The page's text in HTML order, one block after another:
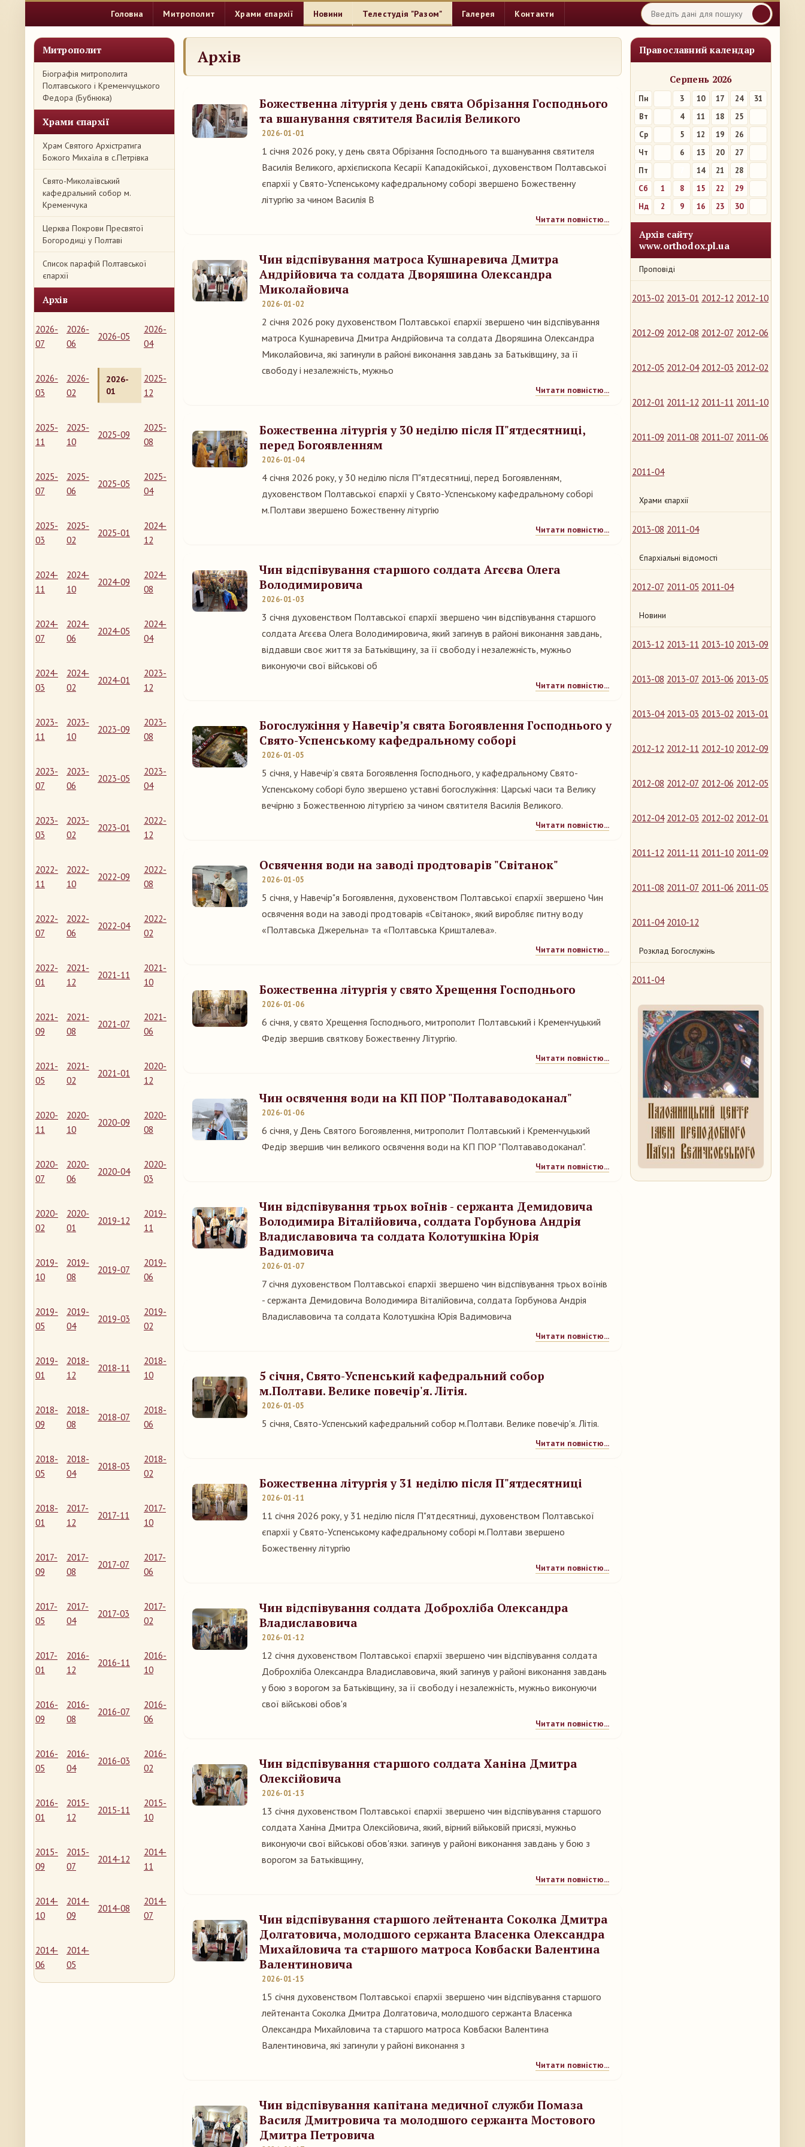
Головна Митрополит Храми єпархії Новини Телестудія "Разом" Галерея Контакти
Митрополит
Біографія митрополита
Полтавського і Кременчуцького
Федора (Бубнюка)
Храми єпархії
Храм Святого Архістратига
Божого Михаїла в с.Петрівка
Свято-Миколаївський
кафедральний собор м.
Кременчука
Церква Покрови Пресвятої
Богородиці у Полтаві
Список парафій Полтавської
єпархії
Архів
2026-
07
2026-
06
2026-05
2026-
04
2026-
03
2026-
02
2026-
01
2025-
12
2025-
11
2025-
10
2025-09
2025-
08
2025-
07
2025-
06
2025-05
2025-
04
2025-
03
2025-
02
2025-01
2024-
12
2024-
11
2024-
10
2024-09
2024-
08
2024-
07
2024-
06
2024-05
2024-
04
2024-
03
2024-
02
2024-01
2023-
12
2023-
11
2023-
10
2023-09
2023-
08
2023-
07
2023-
06
2023-05
2023-
04
2023-
03
2023-
02
2023-01
2022-
12
2022-
11
2022-
10
2022-09
2022-
08
2022-
07
2022-
06
2022-04
2022-
02
2022-
01
2021-
12
2021-11
2021-
10
2021-
09
2021-
08
2021-07
2021-
06
2021-
05
2021-
02
2021-01
2020-
12
2020-
11
2020-
10
2020-09
2020-
08
2020-
07
2020-
06
2020-04
2020-
03
2020-
02
2020-
01
2019-12
2019-
11
2019-
10
2019-
08
2019-07
2019-
06
2019-
05
2019-
04
2019-03
2019-
02
2019-
01
2018-
12
2018-11
2018-
10
2018-
09
2018-
08
2018-07
2018-
06
2018-
05
2018-
04
2018-03
2018-
02
2018-
01
2017-
12
2017-11
2017-
10
2017-
09
2017-
08
2017-07
2017-
06
2017-
05
2017-
04
2017-03
2017-
02
2017-
01
2016-
12
2016-11
2016-
10
2016-
09
2016-
08
2016-07
2016-
06
2016-
05
2016-
04
2016-03
2016-
02
2016-
01
2015-
12
2015-11
2015-
10
2015-
09
2015-
07
2014-12
2014-
11
2014-
10
2014-
09
2014-08
2014-
07
2014-
06
2014-
05
Православний календар
Серпень 2026
Пн 3 10 17 24
31
Вт
4 11 18
25
Ср
5 12 19
26
Чт
6 13 20
27
Пт
14 21
28
Сб
1 8 15 22
29
Нд
2 9 16 23 30
Архів сайту
www.orthodox.pl.ua
Проповіді
2013-02 2013-01 2012-12 2012-10
2012-09 2012-08 2012-07 2012-06
2012-05 2012-04 2012-03 2012-02
2012-01 2011-12 2011-11 2011-10
2011-09 2011-08 2011-07 2011-06
2011-04
Храми єпархії
2013-08 2011-04
Єпархіальні відомості
2012-07 2011-05 2011-04
Новини
2013-12 2013-11 2013-10 2013-09
2013-08 2013-07 2013-06 2013-05
2013-04 2013-03 2013-02 2013-01
2012-12 2012-11 2012-10 2012-09
2012-08 2012-07 2012-06 2012-05
2012-04 2012-03 2012-02 2012-01
2011-12 2011-11 2011-10 2011-09
2011-08 2011-07 2011-06 2011-05
2011-04 2010-12
Розклад Богослужінь
2011-04
Архів
Божественна літургія у день свята Обрізання Господнього
та вшанування святителя Василія Великого
2026-01-01
1 січня 2026 року, у день свята Обрізання Господнього та вшанування святителя
Василія Великого, архієпископа Кесарії Кападокійської, духовенством Полтавської
єпархії у Свято-Успенському кафедральному соборі звершено Божественну
літургію за чином Василія В
Читати повністю...
Чин відспівування матроса Кушнаревича Дмитра
Андрійовича та солдата Дворяшина Олександра
Миколайовича
2026-01-02
2 січня 2026 року духовенством Полтавської єпархії звершено чин відспівування
матроса Кушнаревича Дмитра Андрійовича та солдата Дворяшина Олександра
Миколайовича, які загинули в районі виконання завдань за Батьківщину, за її
свободу і незалежність, мужньо
Читати повністю...
Божественна літургія у 30 неділю після П"ятдесятниці,
перед Богоявленням
2026-01-04
4 січня 2026 року, у 30 неділю після П"ятдесятниці, перед Богоявленням,
духовенством Полтавської єпархії у Свято-Успенському кафедральному соборі
м.Полтави звершено Божественну літургію
Читати повністю...
Чин відспівування старшого солдата Агєєва Олега
Володимировича
2026-01-03
3 січня духовенством Полтавської єпархії звершено чин відспівування старшого
солдата Агєєва Олега Володимировича, який загинув в районі виконання завдань,
віддавши своє життя за Батьківщину, за її свободу і незалежність, мужньо
виконуючи свої військові об
Читати повністю...
Богослужіння у Навечір’я свята Богоявлення Господнього у
Свято-Успенському кафедральному соборі
2026-01-05
5 січня, у Навечір’я свята Богоявлення Господнього, у кафедральному Свято-
Успенському соборі було звершено уставні богослужіння: Царські часи та Велику
вечірню з Божественною літургією за чином святителя Василія Великого.
Читати повністю...
Освячення води на заводі продтоварів "Світанок"
2026-01-05
5 січня, у Навечір"я Богоявлення, духовенством Полтавської єпархії звершено Чин
освячення води на заводі продтоварів «Світанок», який виробляє питну воду
«Полтавська Джерельна» та «Полтавська Кришталева».
Читати повністю...
Божественна літургія у свято Хрещення Господнього
2026-01-06
6 січня, у свято Хрещення Господнього, митрополит Полтавський і Кременчуцький
Федір звершив святкову Божественну Літургію.
Читати повністю...
Чин освячення води на КП ПОР "Полтававодоканал"
2026-01-06
6 січня, у День Святого Богоявлення, митрополит Полтавський і Кременчуцький
Федір звершив чин великого освячення води на КП ПОР "Полтававодоканал".
Читати повністю...
Чин відспівування трьох воїнів - сержанта Демидовича
Володимира Віталійовича, солдата Горбунова Андрія
Владиславовича та солдата Колотушкіна Юрія
Вадимовича
2026-01-07
7 січня духовенством Полтавської єпархії звершено чин відспівування трьох воїнів
- сержанта Демидовича Володимира Віталійовича, солдата Горбунова Андрія
Владиславовича та солдата Колотушкіна Юрія Вадимовича
Читати повністю...
5 січня, Свято-Успенський кафедральний собор
м.Полтави. Велике повечір'я. Літія.
2026-01-05
5 січня, Свято-Успенський кафедральний собор м.Полтави. Велике повечір'я. Літія.
Читати повністю...
Божественна літургія у 31 неділю після П"ятдесятниці
2026-01-11
11 січня 2026 року, у 31 неділю після П"ятдесятниці, духовенством Полтавської
єпархії у Свято-Успенському кафедральному соборі м.Полтави звершено
Божественну літургію
Читати повністю...
Чин відспівування солдата Доброхліба Олександра
Владиславовича
2026-01-12
12 січня духовенством Полтавської єпархії звершено чин відспівування солдата
Доброхліба Олександра Владиславовича, який загинув у районі виконання завдань
у бою з ворогом за Батьківщину, за її свободу і незалежність, мужньо виконуючи
свої військові обов'я
Читати повністю...
Чин відспівування старшого солдата Ханіна Дмитра
Олексійовича
2026-01-13
13 січня духовенством Полтавської єпархії звершено чин відспівування старшого
солдата Ханіна Дмитра Олексійовича, який, вірний війьковій присязі, мужньо
виконуючи свої військові обов'язки. загинув у районі виконання завдань у бою з
ворогом за Батьківщину,
Читати повністю...
Чин відспівування старшого лейтенанта Соколка Дмитра
Долгатовича, молодшого сержанта Власенка Олександра
Михайловича та старшого матроса Ковбаски Валентина
Валентиновича
2026-01-15
15 січня духовенством Полтавської єпархії звершено чин відспівування старшого
лейтенанта Соколка Дмитра Долгатовича, молодшого сержанта Власенка
Олександра Михайловича та старшого матроса Ковбаски Валентина
Валентиновича, які загинули у районі виконання з
Читати повністю...
Чин відспівування капітана медичної служби Помаза
Василя Дмитровича та молодшого сержанта Мостового
Дмитра Петровича